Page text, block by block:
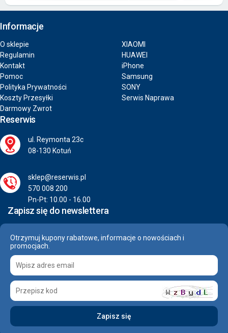
Informacje
O sklepie
Regulamin
Kontakt
Pomoc
Polityka Prywatności
Koszty Przesyłki
Darmowy Zwrot
XIAOMI
HUAWEI
iPhone
Samsung
SONY
Serwis Naprawa
Reserwis
ul. Reymonta 23c
08-130 Kotuń
sklep@reserwis.pl
570 008 200
Pn-Pt: 10.00 - 16.00
Zapisz się do newslettera
Otrzymuj kupony rabatowe, informacje o nowościach i
promocjach.